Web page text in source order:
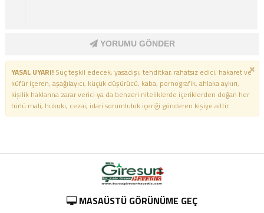
YORUMU GÖNDER
YASAL UYARI!Suç teşkil edecek, yasadışı, tehditkar, rahatsız edici, hakaret ve
küfür içeren, aşağılayıcı, küçük düşürücü, kaba, pornografik, ahlaka aykırı,
kişilik haklarına zarar verici ya da benzeri niteliklerde içeriklerden doğan her
türlü mali, hukuki, cezai, idari sorumluluk içeriği gönderen kişiye aittir.
MASAÜSTÜ GÖRÜNÜME GEÇ